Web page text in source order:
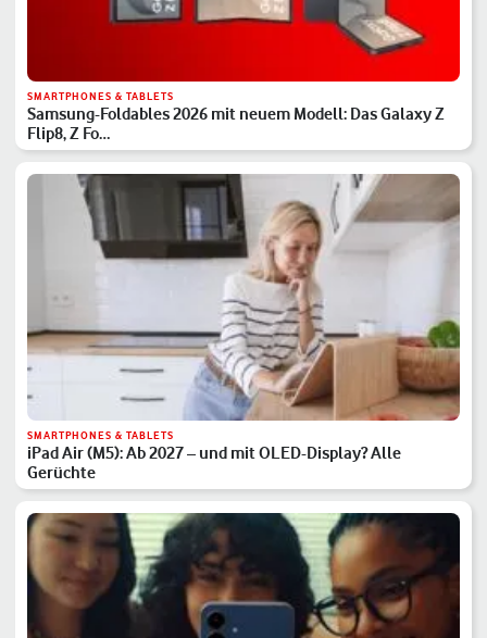
SMARTPHONES & TABLETS
Samsung-Foldables 2026 mit neuem Modell: Das Galaxy Z
Flip8, Z Fo…
SMARTPHONES & TABLETS
iPad Air (M5): Ab 2027 – und mit OLED-Display? Alle
Gerüchte